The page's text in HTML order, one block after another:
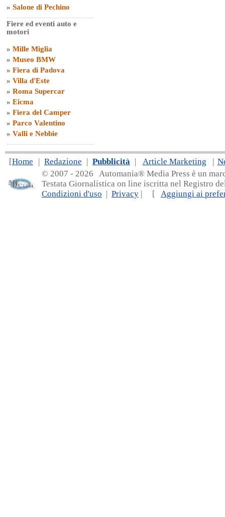
» Salone di Pechino
Fiere ed eventi auto e
motori
» Mille Miglia
» Museo BMW
» Fiera di Padova
» Villa d'Este
» Roma Supercar
» Eicma
» Fiera del Camper
» Parco Valentino
» Valli e Nebbie
[Home | Redazione | Pubblicità | Article Marketing |
© 2007 - 2026 Automania® Media Press è un
Testata Giornalistica on line iscritta nel Registro
Condizioni d'uso | Privacy | [ Aggiungi ai